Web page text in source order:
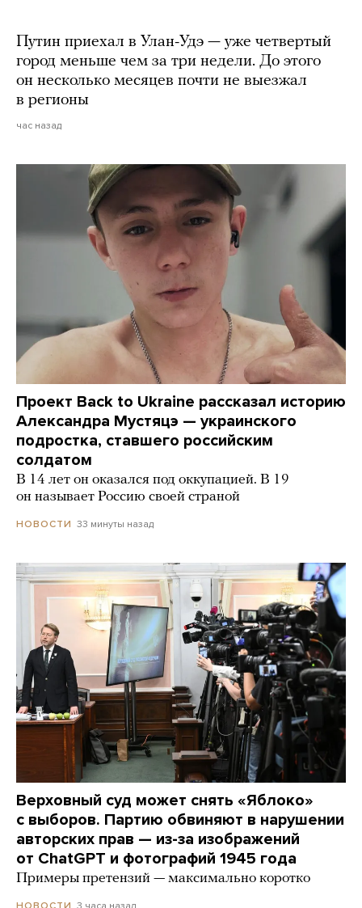
Путин приехал в Улан-Удэ — уже четвертый
город меньше чем за три недели. До этого
он несколько месяцев почти не выезжал
в регионы
час назад
Проект Back to Ukraine рассказал историю
Александра Мустяцэ — украинского
подростка, ставшего российским
солдатом
В 14 лет он оказался под оккупацией. В 19
он называет Россию своей страной
НОВОСТИ 33 минуты назад
Верховный суд может снять «Яблоко»
с выборов. Партию обвиняют в нарушении
авторских прав — из-за изображений
от ChatGPT и фотографий 1945 года
Примеры претензий — максимально коротко
НОВОСТИ 3 часа назад